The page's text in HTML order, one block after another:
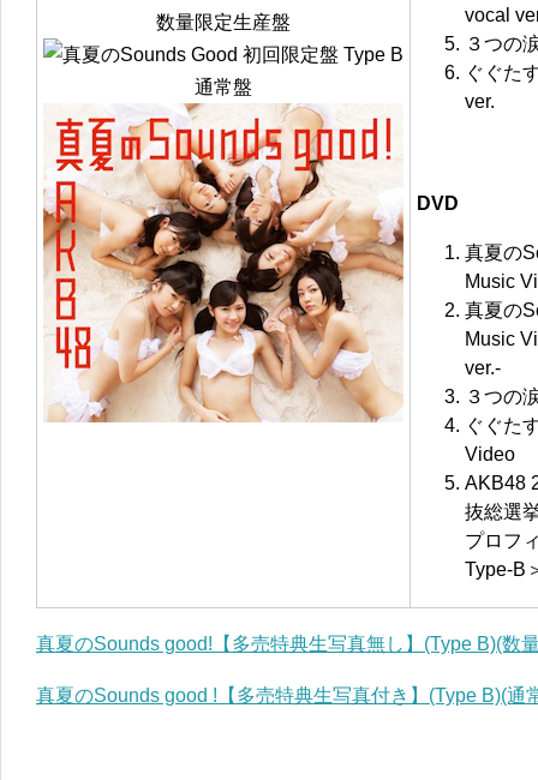
数量限定生産盤
通常盤
vocal
３つの
ぐぐた
ver.
DVD
真夏の
Music
真夏の
Music
ver.-
３つの
ぐぐた
Video
AKB48
抜総選
プロフ
Type-B
真夏のSounds good!【多売特典生写真無し】(Type B)(数
真夏のSounds good !【多売特典生写真付き】(Type B)(通